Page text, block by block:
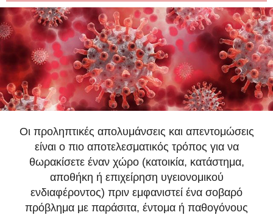
Οι προληπτικές απολυμάνσεις και απεντομώσεις
είναι ο πιο αποτελεσματικός τρόπος για να
θωρακίσετε έναν χώρο (κατοικία, κατάστημα,
αποθήκη ή επιχείρηση υγειονομικού
ενδιαφέροντος) πριν εμφανιστεί ένα σοβαρό
πρόβλημα με παράσιτα, έντομα ή παθογόνους